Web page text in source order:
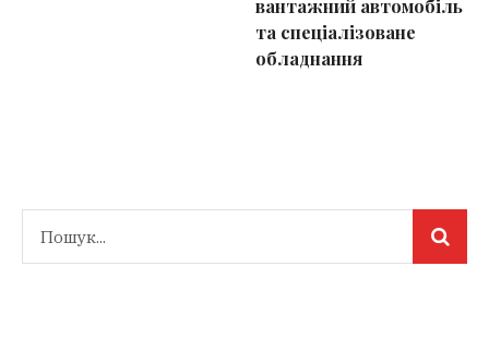
вантажний автомобіль
та спеціалізоване
обладнання